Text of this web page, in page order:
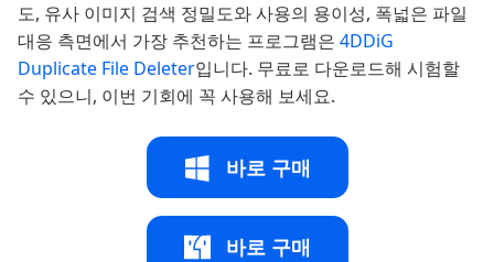
도, 유사 이미지 검색 정밀도와 사용의 용이성, 폭넓은 파일
대응 측면에서 가장 추천하는 프로그램은 4DDiG
Duplicate File Deleter입니다. 무료로 다운로드해 시험할
수 있으니, 이번 기회에 꼭 사용해 보세요.
바로 구매
바로 구매